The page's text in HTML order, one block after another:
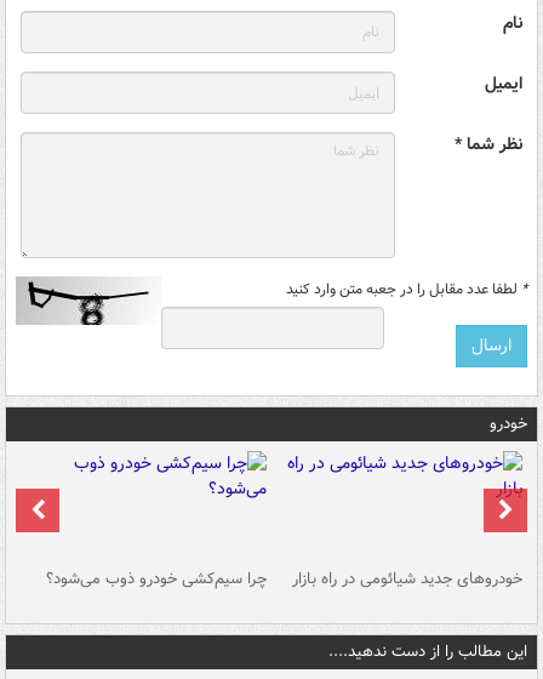
نام
ایمیل
نظر شما *
* لطفا عدد مقابل را در جعبه متن وارد کنید
خودرو
خودروهای جدید شیائومی در راه بازار چرا سیم‌کشی خودرو ذوب می‌شود؟
این مطالب را از دست ندهید....